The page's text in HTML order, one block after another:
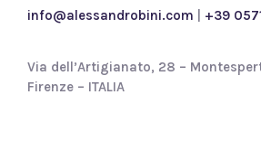
info@alessandrobini.com +39
Via dell’Artigianato, 28 –
Firenze – ITALIA